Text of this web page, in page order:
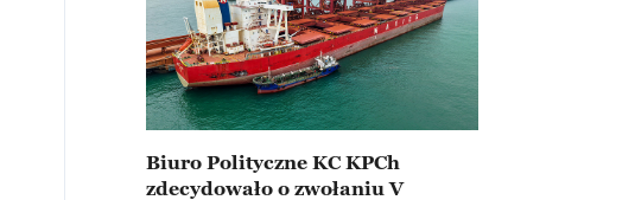
Biuro Polityczne KC KPCh
zdecydowało o zwołaniu V